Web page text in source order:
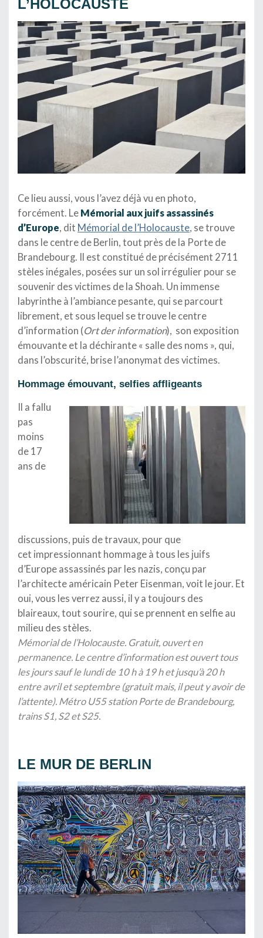
L’HOLOCAUSTE
Ce lieu aussi, vous l’avez déjà vu en photo,
forcément. Le Mémorial aux juifs assassinés
d’Europe, dit Mémorial de l’Holocauste, se trouve
dans le centre de Berlin, tout près de la Porte de
Brandebourg. Il est constitué de précisément 2711
stèles inégales, posées sur un sol irrégulier pour se
souvenir des victimes de la Shoah. Un immense
labyrinthe à l’ambiance pesante, qui se parcourt
librement, et sous lequel se trouve le centre
d’information (Ort der information), son exposition
émouvante et la déchirante « salle des noms », qui,
dans l’obscurité, brise l’anonymat des victimes.
Hommage émouvant, selfies affligeants
Il a fallu
pas
moins
de 17
ans de
discussions, puis de travaux, pour que
cet impressionnant hommage à tous les juifs
d’Europe assassinés par les nazis, conçu par
l’architecte américain Peter Eisenman, voit le jour. Et
oui, vous les verrez aussi, il y a toujours des
blaireaux, tout sourire, qui se prennent en selfie au
milieu des stèles.
Mémorial de l’Holocauste. Gratuit, ouvert en
permanence. Le centre d’information est ouvert tous
les jours sauf le lundi de 10 h à 19 h et jusqu’à 20 h
entre avril et septembre (gratuit mais, il peut y avoir de
l’attente). Métro U55 station Porte de Brandebourg,
trains S1, S2 et S25.
LE MUR DE BERLIN